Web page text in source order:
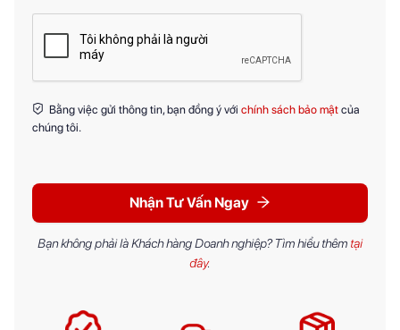
Bằng việc gửi thông tin, bạn đồng ý với chính sách bảo mật của
chúng tôi.
Nhận Tư Vấn Ngay
Bạn không phải là Khách hàng Doanh nghiệp? Tìm hiểu thêm tại
đây.